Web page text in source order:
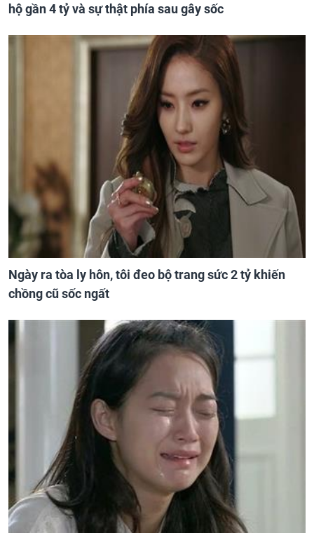
hộ gần 4 tỷ và sự thật phía sau gây sốc
Ngày ra tòa ly hôn, tôi đeo bộ trang sức 2 tỷ khiến
chồng cũ sốc ngất